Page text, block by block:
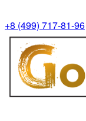
+8 (499) 717-81-96